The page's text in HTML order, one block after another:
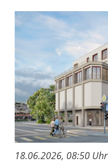
18.06.2026, 08:50 Uhr